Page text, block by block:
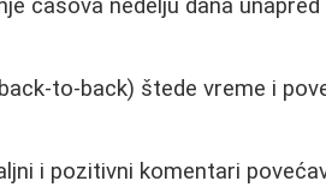
časova nedelju dana
to-back) štede vreme i
i pozitivni komentari